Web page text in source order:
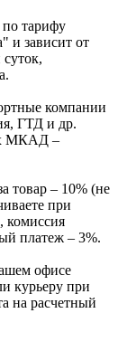
по тарифу
и зависит от
компании
ГТД и др.
МКАД –
товар – 10% (не
при
комиссия
платеж – 3%.
офисе
курьеру при
на расчетный